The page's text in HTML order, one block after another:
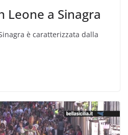
Leone a Sinagra
è caratterizzata dalla